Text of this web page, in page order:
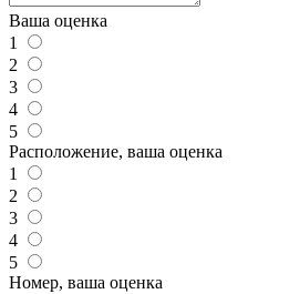
Ваша оценка
1
2
3
4
5
Расположение, ваша оценка
1
2
3
4
5
Номер, ваша оценка